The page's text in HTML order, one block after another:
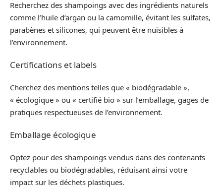
Recherchez des shampoings avec des ingrédients naturels
comme l’huile d’argan ou la camomille, évitant les sulfates,
parabènes et silicones, qui peuvent être nuisibles à
l’environnement.
Certifications et labels
Cherchez des mentions telles que « biodégradable »,
« écologique » ou « certifié bio » sur l’emballage, gages de
pratiques respectueuses de l’environnement.
Emballage écologique
Optez pour des shampoings vendus dans des contenants
recyclables ou biodégradables, réduisant ainsi votre
impact sur les déchets plastiques.